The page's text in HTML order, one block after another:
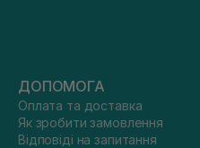
ДОПОМОГА
Оплата та доставка
Як зробити замовлення
Відповіді на запитання